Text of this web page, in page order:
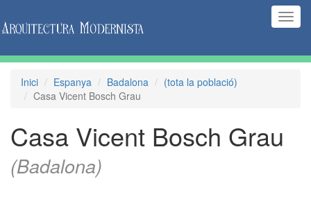
Inici Espanya Badalona
(tota la població)
Casa Vicent Bosch Grau
Casa Vicent Bosch Grau
(Badalona)